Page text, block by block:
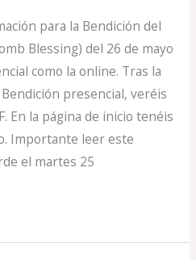
para la Bendición del
Blessing) del 26 de mayo
como la online. Tras la
presencial, veréis
En la página de inicio tenéis
Importante leer este
el martes 25